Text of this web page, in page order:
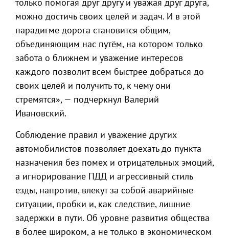
только помогая друг другу и уважая друг друга,
можно достичь своих целей и задач. И в этой
парадигме дорога становится общим,
объединяющим нас путём, на котором только
забота о ближнем и уважение интересов
каждого позволит всем быстрее добраться до
своих целей и получить то, к чему они
стремятся», — подчеркнул Валерий
Ивановский.
Соблюдение правил и уважение других
автомобилистов позволяет доехать до пункта
назначения без помех и отрицательных эмоций,
а игнорирование ПДД и агрессивный стиль
езды, напротив, влекут за собой аварийные
ситуации, пробки и, как следствие, лишние
задержки в пути. Об уровне развития общества
в более широком, а не только в экономическом